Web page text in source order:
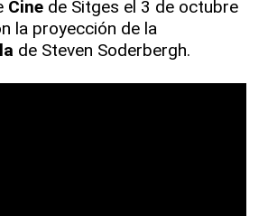
Cine de Sitges el 3 de octubre
la proyección de la
de Steven Soderbergh.